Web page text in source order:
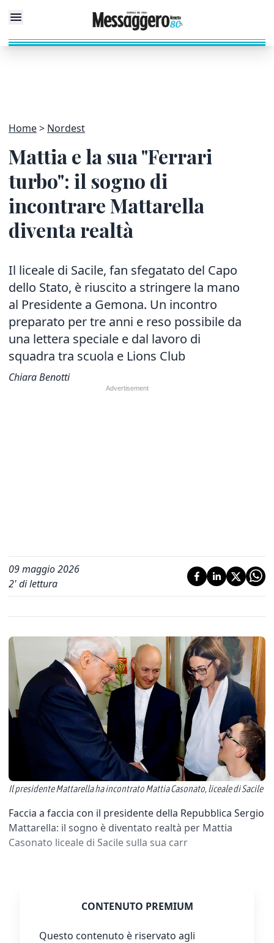
Home Nordest
Mattia e la sua "Ferrari
turbo": il sogno di
incontrare Mattarella
diventa realtà
Il liceale di Sacile, fan sfegatato del Capo
dello Stato, è riuscito a stringere la mano
al Presidente a Gemona. Un incontro
preparato per tre anni e reso possibile da
una lettera speciale e dal lavoro di
squadra tra scuola e Lions Club
Chiara Benotti
09 maggio 2026
2' di lettura
Il presidente Mattarella ha incontrato Mattia Casonato, liceale di Sacile
Faccia a faccia con il presidente della Repubblica Sergio
Mattarella: il sogno è diventato realtà per Mattia
Casonato liceale di Sacile sulla sua carr
CONTENUTO PREMIUM
Questo contenuto è riservato agli